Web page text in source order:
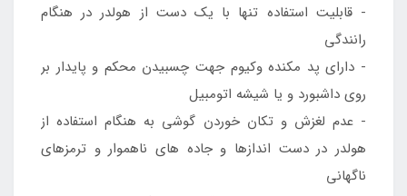
- قابلیت استفاده تنها با یک دست از هولدر در هنگام
رانندگی
- دارای پد مکنده وکیوم جهت چسبیدن محکم و پایدار بر
روی داشبورد و یا شیشه اتومبیل
- عدم لغزش و تکان خوردن گوشي به هنگام استفاده از
هولدر در دست اندازها و جاده های ناهموار و ترمزهای
ناگهانی